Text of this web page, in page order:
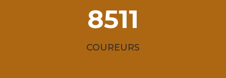
8511
COUREURS